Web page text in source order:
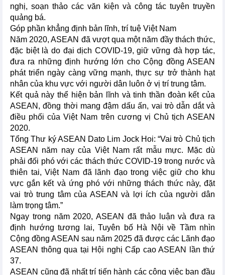
nghị, soạn thảo các văn kiện và công tác tuyên truyền
quảng bá.
Góp phần khẳng định bản lĩnh, trí tuệ Việt Nam
Năm 2020, ASEAN đã vượt qua một năm đầy thách thức,
đặc biệt là do đại dịch COVID-19, giữ vững đà hợp tác,
đưa ra những định hướng lớn cho Cộng đồng ASEAN
phát triển ngày càng vững mạnh, thực sự trở thành hạt
nhân của khu vực với người dân luôn ở vị trí trung tâm.
Kết quả này thể hiện bản lĩnh và tinh thần đoàn kết của
ASEAN, đồng thời mang đậm dấu ấn, vai trò dẫn dắt và
điều phối của Việt Nam trên cương vị Chủ tịch ASEAN
2020.
Tổng Thư ký ASEAN Dato Lim Jock Hoi: “Vai trò Chủ tịch
ASEAN năm nay của Việt Nam rất mẫu mực. Mặc dù
phải đối phó với các thách thức COVID-19 trong nước và
thiên tai, Việt Nam đã lãnh đạo trong việc giữ cho khu
vực gắn kết và ứng phó với những thách thức này, đặt
vai trò trung tâm của ASEAN và lợi ích của người dân
làm trọng tâm.”
Ngay trong năm 2020, ASEAN đã thảo luận và đưa ra
định hướng tương lai, Tuyên bố Hà Nội về Tầm nhìn
Cộng đồng ASEAN sau năm 2025 đã được các Lãnh đạo
ASEAN thông qua tại Hội nghị Cấp cao ASEAN lần thứ
37.
ASEAN cũng đã nhất trí tiến hành các công việc ban đầu